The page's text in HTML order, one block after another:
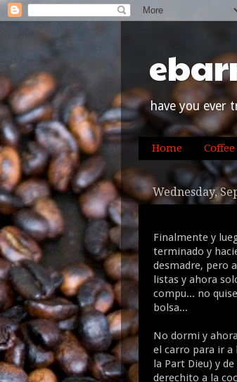
have you ever
Home Coffee
Wednesday,
Finalmente y
terminado y
desmadre, pero
listas y ahora
compu... no
bolsa...
No dormi y
el carro para ir a
la Part Dieu) y
derechito a la